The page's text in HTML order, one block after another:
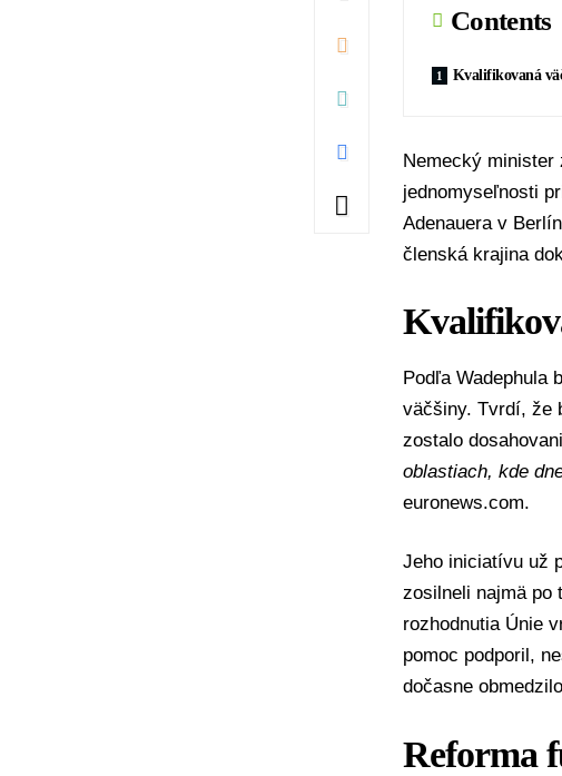
Contents
Kvalifikovaná
Nemecký
jednomyseľnosti
Adenauera v
členská krajina
Podľa Wadephula
väčšiny. Tvrdí, že
zostalo
oblastiach, kde
euronews.com.
Jeho iniciatívu už
zosilneli najmä po
rozhodnutia Únie
pomoc podporil,
dočasne
Reforma